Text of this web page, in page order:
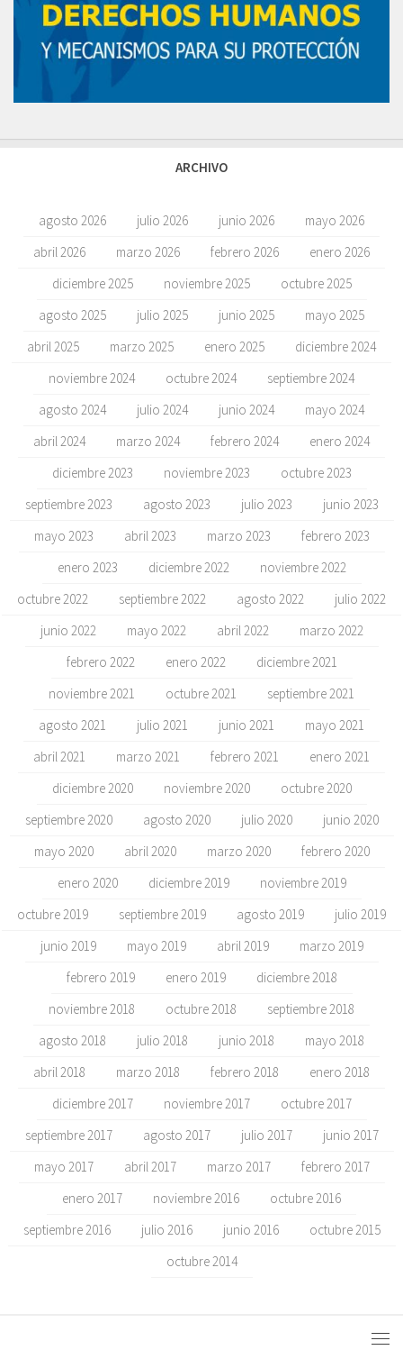
ARCHIVO
agosto 2026 julio 2026 junio 2026
mayo 2026
abril 2026
marzo 2026 febrero 2026
enero 2026
diciembre 2025
noviembre 2025
octubre 2025
agosto 2025
julio 2025 junio 2025
mayo 2025
abril 2025
marzo 2025 enero 2025
diciembre 2024
noviembre 2024
octubre 2024
septiembre 2024
agosto 2024
julio 2024 junio 2024
mayo 2024
abril 2024
marzo 2024 febrero 2024
enero 2024
diciembre 2023
noviembre 2023
octubre 2023
septiembre 2023
agosto 2023 julio 2023
junio 2023
mayo 2023
abril 2023 marzo 2023
febrero 2023
enero 2023
diciembre 2022
noviembre 2022
octubre 2022
septiembre 2022 agosto 2022
julio 2022
junio 2022
mayo 2022 abril 2022
marzo 2022
febrero 2022
enero 2022
diciembre 2021
noviembre 2021
octubre 2021
septiembre 2021
agosto 2021
julio 2021 junio 2021
mayo 2021
abril 2021
marzo 2021 febrero 2021
enero 2021
diciembre 2020
noviembre 2020
octubre 2020
septiembre 2020
agosto 2020 julio 2020
junio 2020
mayo 2020
abril 2020 marzo 2020
febrero 2020
enero 2020
diciembre 2019
noviembre 2019
octubre 2019
septiembre 2019 agosto 2019
julio 2019
junio 2019
mayo 2019 abril 2019
marzo 2019
febrero 2019
enero 2019
diciembre 2018
noviembre 2018
octubre 2018
septiembre 2018
agosto 2018
julio 2018 junio 2018
mayo 2018
abril 2018
marzo 2018 febrero 2018
enero 2018
diciembre 2017
noviembre 2017
octubre 2017
septiembre 2017
agosto 2017 julio 2017
junio 2017
mayo 2017
abril 2017 marzo 2017
febrero 2017
enero 2017
noviembre 2016
octubre 2016
septiembre 2016
julio 2016 junio 2016
octubre 2015
octubre 2014